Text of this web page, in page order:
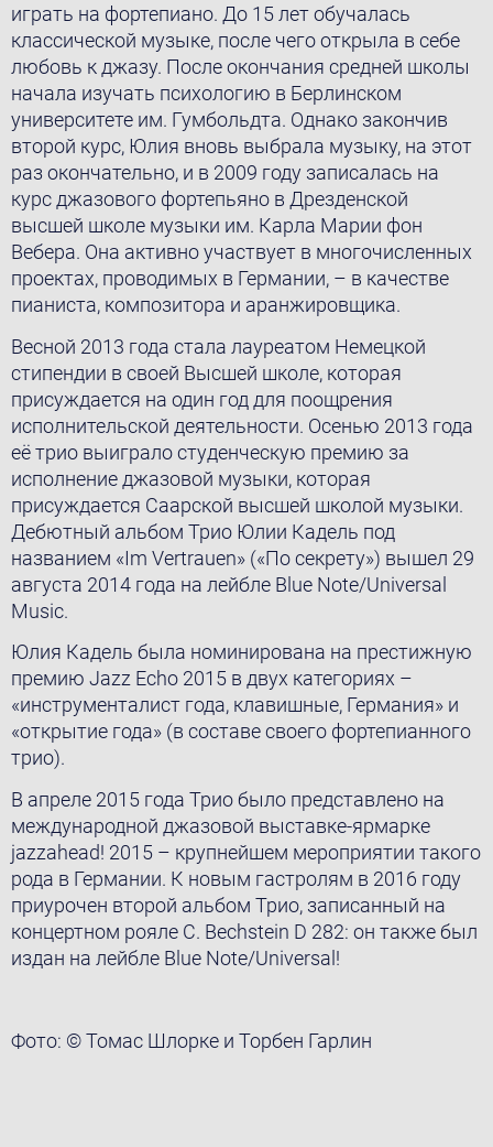
играть на фортепиано. До 15 лет обучалась
классической музыке, после чего открыла в себе
любовь к джазу. После окончания средней школы
начала изучать психологию в Берлинском
университете им. Гумбольдта. Однако закончив
второй курс, Юлия вновь выбрала музыку, на этот
раз окончательно, и в 2009 году записалась на
курс джазового фортепьяно в Дрезденской
высшей школе музыки им. Карла Марии фон
Вебера. Она активно участвует в многочисленных
проектах, проводимых в Германии, – в качестве
пианиста, композитора и аранжировщика.
Весной 2013 года стала лауреатом Немецкой
стипендии в своей Высшей школе, которая
присуждается на один год для поощрения
исполнительской деятельности. Осенью 2013 года
её трио выиграло студенческую премию за
исполнение джазовой музыки, которая
присуждается Саарской высшей школой музыки.
Дебютный альбом Трио Юлии Кадель под
названием «Im Vertrauen» («По секрету») вышел 29
августа 2014 года на лейбле Blue Note/Universal
Music.
Юлия Кадель была номинирована на престижную
премию Jazz Echo 2015 в двух категориях –
«инструменталист года, клавишные, Германия» и
«открытие года» (в составе своего фортепианного
трио).
В апреле 2015 года Трио было представлено на
международной джазовой выставке-ярмарке
jazzahead! 2015 – крупнейшем мероприятии такого
рода в Германии. К новым гастролям в 2016 году
приурочен второй альбом Трио, записанный на
концертном рояле C. Bechstein D 282: он также был
издан на лейбле Blue Note/Universal!
Фото: © Томас Шлорке и Торбен Гарлин